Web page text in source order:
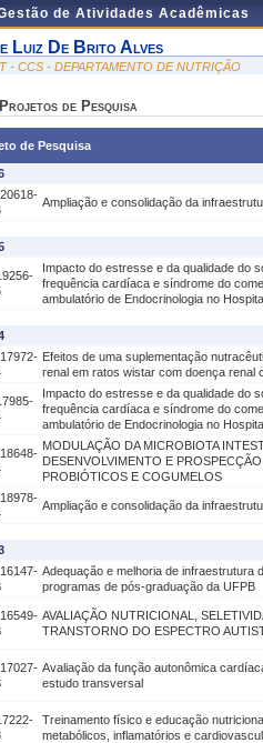
de Atividades Acadêmicas
Luiz De Brito Alves
- CCS - DEPARTAMENTO DE NUTRIÇÃO
Projetos de Pesquisa
de Pesquisa
Ampliação e consolidação da
Impacto do estresse e da qualidade do
frequência cardíaca e síndrome do
ambulatório de Endocrinologia no
Efeitos de uma suplementação
renal em ratos wistar com doença renal
Impacto do estresse e da qualidade do
frequência cardíaca e síndrome do
ambulatório de Endocrinologia no
MODULAÇÃO DA MICROBIOTA
DESENVOLVIMENTO E
PROBIÓTICOS E COGUMELOS
Ampliação e consolidação da
Adequação e melhoria de infraestrutura
programas de pós-graduação da UFPB
AVALIAÇÃO NUTRICIONAL,
TRANSTORNO DO ESPECTRO
Avaliação da função autonômica
estudo transversal
Treinamento físico e educação
metabólicos, inflamatórios e